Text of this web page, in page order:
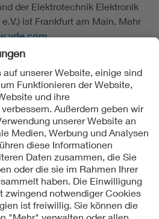
der Elektrotechnik Elektronik
ist Frankfurt am Main. Mehr